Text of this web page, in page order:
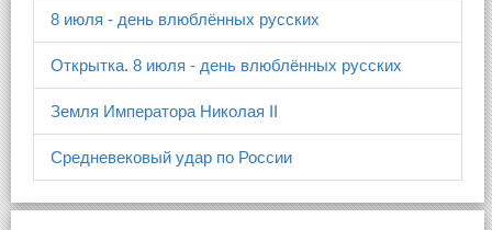
8 июля - день влюблённых русских
Открытка. 8 июля - день влюблённых русских
Земля Императора Николая II
Средневековый удар по России